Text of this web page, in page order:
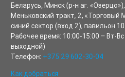
Беларусь,Минск(р-н аг. «Озерцо»),
Меньковский тракт, 2, «Торговый
синий сектор (вход 2), павильон
Рабочее время: 10:00-15:00 –Вт-Вс
выходной)
Телефон: +375 29 602-30-04
Как добраться